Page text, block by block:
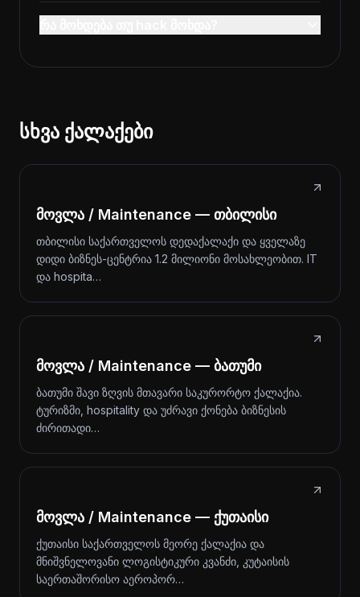
სხვა ქალაქები
მოვლა / Maintenance — თბილისი
თბილისი საქართველოს დედაქალაქი და ყველაზე
დიდი ბიზნეს-ცენტრია 1.2 მილიონი მოსახლეობით. IT
და hospita…
მოვლა / Maintenance — ბათუმი
ბათუმი შავი ზღვის მთავარი საკურორტო ქალაქია.
ტურიზმი, hospitality და უძრავი ქონება ბიზნესის
ძირითადი…
მოვლა / Maintenance — ქუთაისი
ქუთაისი საქართველოს მეორე ქალაქია და
მნიშვნელოვანი ლოგისტიკური კვანძი, კუტაისის
საერთაშორისო აეროპორ…